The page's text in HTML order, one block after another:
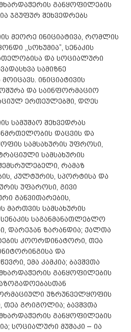
განყოფილების
ჯგუფურ შეხვედრებს
მეორე ინიციატივა, რომლის
,,სოხუმია”, სენაკის
და სოციალური
სამიზნე
ინიციატივის
და საინფორმაციო
ერთეულებში, დღეს
სამუშაო შეხვედრას
დაცვის და
სამსახურის უფროსი,
სამსახურის
რამაზ
კულტურის, სპორტისა და
უფაროსი, გივი
განვითარების,
მართვის სამსახურის
საგანმანათლებლო
დარეჯან ზარანდია; ქალთა
კოორდინატორი, თეა
და
ემა კამკია; ბავშვთა
განყოფილების
უზრუნველყოფის
გრიგოლია; ბავშვთა
განყოფილების
სოციალური მუშაკი – ია